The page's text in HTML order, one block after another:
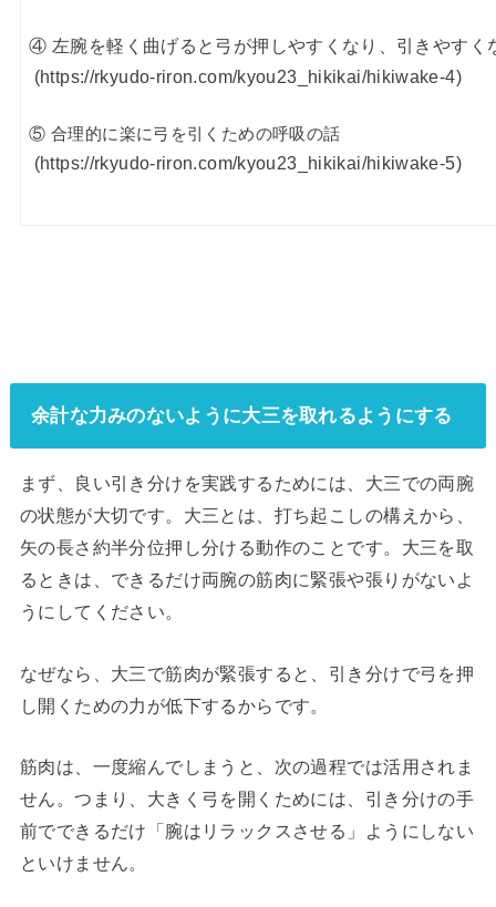
④ 左腕を軽く曲げると弓が押しやすくなり、引きやすく
(https://rkyudo-riron.com/kyou23_hikikai/hikiwake-4)
⑤ 合理的に楽に弓を引
(https://rkyudo-riron.com/kyou23_hikikai/hikiwake-5)
余計な力みのないように大三を取れるようにする
まず、良い引き分けを実践するためには、大三での両腕
の状態が大切です。大三とは、打ち起こしの構えから、
矢の長さ約半分位押し分ける動作のことです。大三を取
るときは、できるだけ両腕の筋肉に緊張や張りがないよ
うにしてください。
なぜなら、大三で筋肉が緊張すると、引き分けで弓を押
し開くための力が低下するからです。
筋肉は、一度縮んでしまうと、次の過程では活用されま
せん。つまり、大きく弓を開くためには、引き分けの手
前でできるだけ「腕はリラックスさせる」ようにしない
といけません。